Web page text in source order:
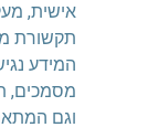
אישית,
תקשורת
המידע
מסמכים,
וגם